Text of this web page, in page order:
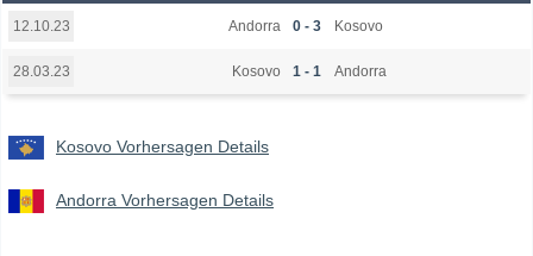
12.10.23 Andorra 0 - 3 Kosovo
28.03.23 Kosovo 1 - 1 Andorra
Kosovo Vorhersagen Details
Andorra Vorhersagen Details